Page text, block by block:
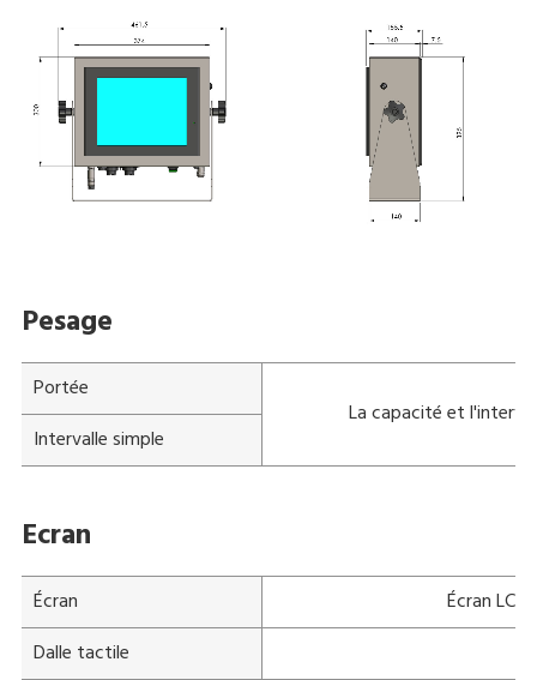
Pesage
Portée
La capacité et
Intervalle simple
Ecran
Écran
Écran
Dalle tactile